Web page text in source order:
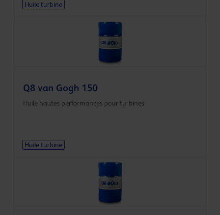
Huile turbine
Q8 van Gogh 150
Huile hautes performances pour turbines
Huile turbine